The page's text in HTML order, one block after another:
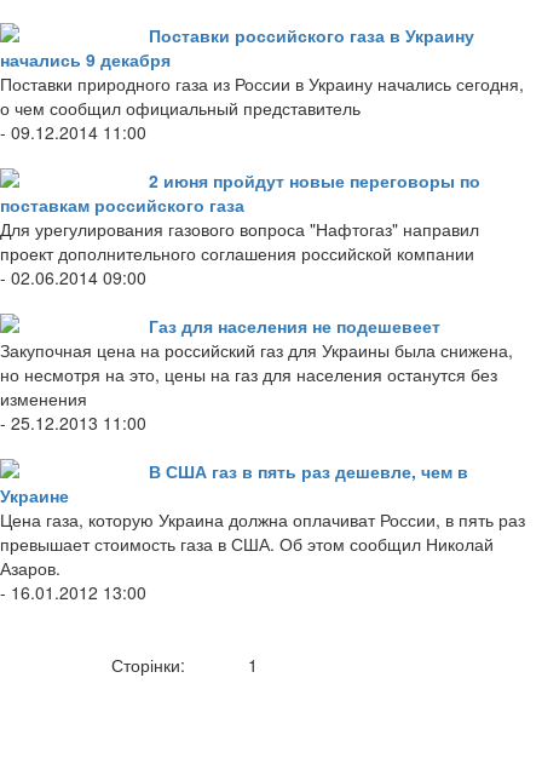
Поставки российского газа в Украину
начались 9 декабря
Поставки природного газа из России в Украину начались сегодня,
о чем сообщил официальный представитель
- 09.12.2014 11:00
2 июня пройдут новые переговоры по
поставкам российского газа
Для урегулирования газового вопроса "Нафтогаз" направил
проект дополнительного соглашения российской компании
- 02.06.2014 09:00
Газ для населения не подешевеет
Закупочная цена на российский газ для Украины была снижена,
но несмотря на это, цены на газ для населения останутся без
изменения
- 25.12.2013 11:00
В США газ в пять раз дешевле, чем в
Украине
Цена газа, которую Украина должна оплачиват России, в пять раз
превышает стоимость газа в США. Об этом сообщил Николай
Азаров.
- 16.01.2012 13:00
Сторінки: 1